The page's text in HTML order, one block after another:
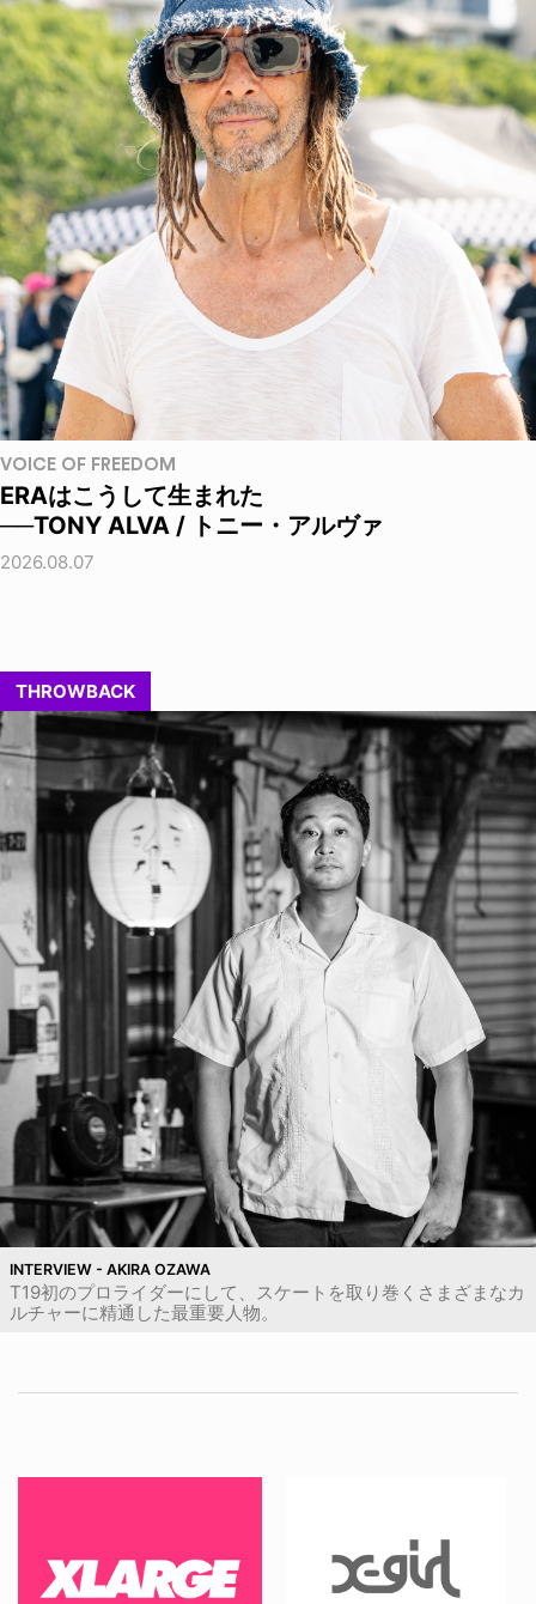
VOICE OF FREEDOM
ERAはこうして生まれた
──TONY ALVA / トニー・アルヴァ
2026.08.07
THROWBACK
INTERVIEW - AKIRA OZAWA
T19初のプロライダーにして、スケートを取り巻くさまざまなカ
ルチャーに精通した最重要人物。